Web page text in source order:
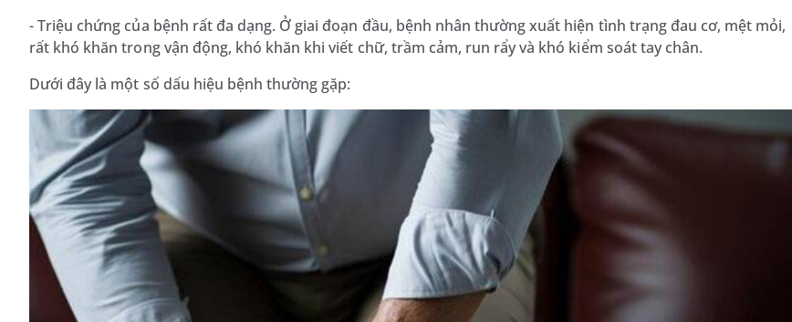
- Triệu chứng của bệnh rất đa dạng. Ở giai đoạn đầu, bệnh nhân thường xuất hiện tình trạng đau cơ, mệt mỏi,
rất khó khăn trong vận động, khó khăn khi viết chữ, trầm cảm, run rẩy và khó kiểm soát tay chân.
Dưới đây là một số dấu hiệu bệnh thường gặp: